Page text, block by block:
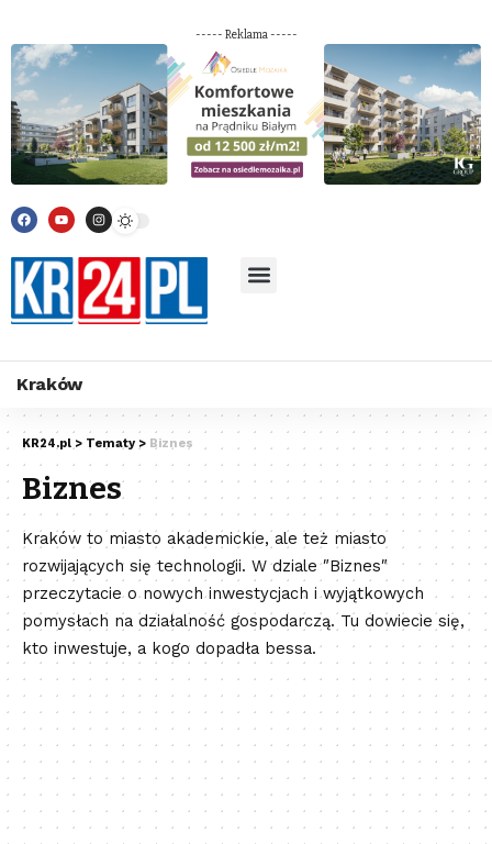
----- Reklama -----
Kraków
KR24.pl > Tematy > Biznes
Biznes
Kraków to miasto akademickie, ale też miasto
rozwijających się technologii. W dziale ″Biznes″
przeczytacie o nowych inwestycjach i wyjątkowych
pomysłach na działalność gospodarczą. Tu dowiecie się,
kto inwestuje, a kogo dopadła bessa.